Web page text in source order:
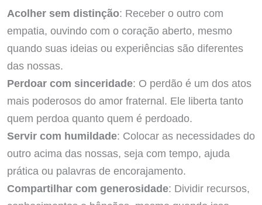
Acolher sem distinção: Receber o outro com
empatia, ouvindo com o coração aberto, mesmo
quando suas ideias ou experiências são diferentes
das nossas.
Perdoar com sinceridade: O perdão é um dos atos
mais poderosos do amor fraternal. Ele liberta tanto
quem perdoa quanto quem é perdoado.
Servir com humildade: Colocar as necessidades do
outro acima das nossas, seja com tempo, ajuda
prática ou palavras de encorajamento.
Compartilhar com generosidade: Dividir recursos,